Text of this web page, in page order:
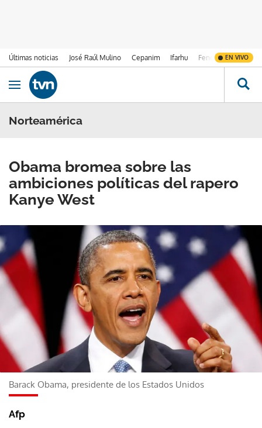
Últimas noticias José Raúl Mulino Cepanim Ifarhu Fenómeno de El
EN VIVO
Ir al contenido
Obrir navegació
Norteamérica
Obama bromea sobre las
ambiciones políticas del rapero
Kanye West
Barack Obama, presidente de los Estados Unidos
Afp